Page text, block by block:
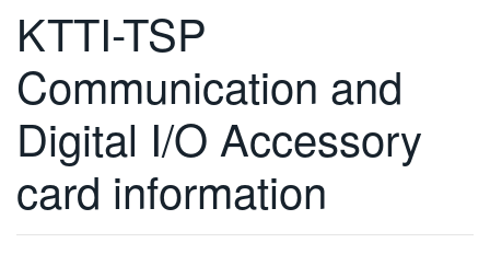
ENGLISH
FRANÇAIS
DEUTSCH
VIỆT NAM
KTTI-TSP
Communication and
Digital I/O Accessory
card information